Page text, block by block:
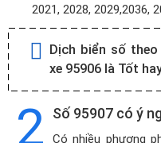
2021, 2028, 2029,2036,
Dịch biển số
xe 95906 là Tốt
2 Số 95907 có ý
Có nhiều phương